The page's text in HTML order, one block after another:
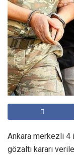
Ankara merkezli 4
gözaltı kararı